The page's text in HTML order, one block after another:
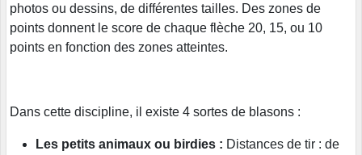
photos ou dessins, de différentes tailles. Des zones de
points donnent le score de chaque flèche 20, 15, ou 10
points en fonction des zones atteintes.
Dans cette discipline, il existe 4 sortes de blasons :
Les petits animaux ou birdies : Distances de tir : de